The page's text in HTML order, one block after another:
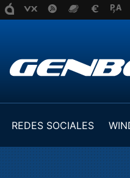
REDES SOCIALES